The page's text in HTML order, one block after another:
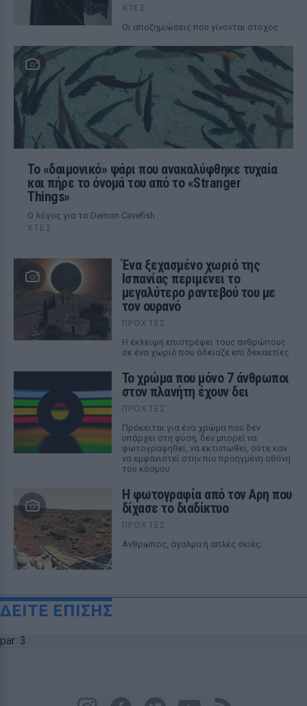
ΧΤΕΣ
Οι αποζημιώσεις που γίνονται στόχος
Το «δαιμονικό» ψάρι που ανακαλύφθηκε τυχαία
και πήρε το όνομά του από το «Stranger
Things»
Ο λόγος για το Demon Cavefish
ΧΤΕΣ
Ένα ξεχασμένο χωριό της
Ισπανίας περιμένει το
μεγαλύτερο ραντεβού του με
τον ουρανό
ΠΡΟΧΤΈΣ
Η έκλειψη επιστρέφει τους ανθρώπους
σε ένα χωριό που άδειαζε επί δεκαετίες
Το χρώμα που μόνο 7 άνθρωποι
στον πλανήτη έχουν δει
ΠΡΟΧΤΈΣ
Πρόκειται για ένα χρώμα που δεν
υπάρχει στη φύση, δεν μπορεί να
φωτογραφηθεί, να εκτυπωθεί, ούτε καν
να εμφανιστεί στην πιο προηγμένη οθόνη
του κόσμου
Η φωτογραφία από τον Αρη που
δίχασε το διαδίκτυο
ΠΡΟΧΤΈΣ
Ανθρωπος, άγαλμα ή απλές σκιές;
ΔΕΙΤΕ ΕΠΙΣΗΣ
par: 3